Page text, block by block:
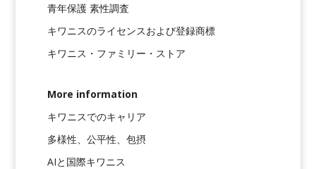
青年保護 素性調査
キワニスのライセンスおよび登録商標
キワニス・ファミリー・ストア
More information
キワニスでのキャリア
多様性、公平性、包摂
AIと国際キワニス